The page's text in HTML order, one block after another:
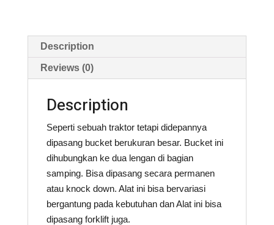
Description
Reviews (0)
Description
Seperti sebuah traktor tetapi didepannya
dipasang bucket berukuran besar. Bucket ini
dihubungkan ke dua lengan di bagian
samping. Bisa dipasang secara permanen
atau knock down. Alat ini bisa bervariasi
bergantung pada kebutuhan dan Alat ini bisa
dipasang forklift juga.